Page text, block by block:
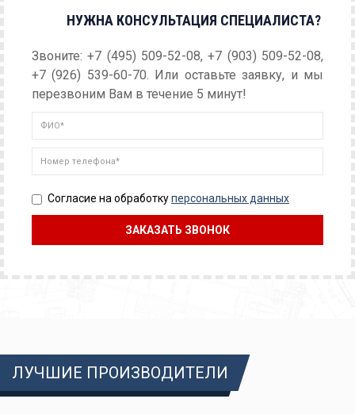
НУЖНА КОНСУЛЬТАЦИЯ СПЕЦИАЛИСТА?
Звоните: +7 (495) 509-52-08, +7 (903) 509-52-08,
+7 (926) 539-60-70. Или оставьте заявку, и мы
перезвоним Вам в течение 5 минут!
Согласие на обработкуперсональных данных
ЛУЧШИЕ ПРОИЗВОДИТЕЛИ